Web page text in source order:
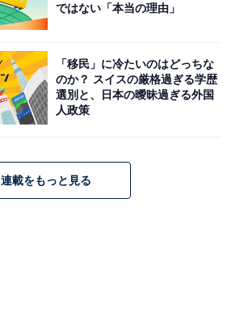
ではない「本当の理由」
「移民」に冷たいのはどっちな
のか？ スイスの厳格過ぎる学歴
選別と、日本の曖昧過ぎる外国
人政策
連載をもっと見る